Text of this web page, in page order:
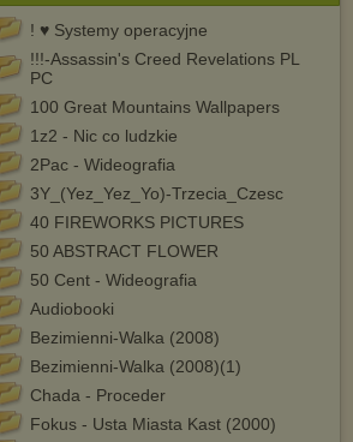
! ♥ Systemy operacyjne
!!!-Assassin's Creed Revelations PL
PC
100 Great Mountains Wallpapers
1z2 - Nic co ludzkie
2Pac - Wideografia
3Y_(Yez_Yez_Yo)-Trzecia_Czesc
40 FIREWORKS PICTURES
50 ABSTRACT FLOWER
50 Cent - Wideografia
Audiobooki
Bezimienni-Walka (2008)
Bezimienni-Walka (2008)(1)
Chada - Proceder
Fokus - Usta Miasta Kast (2000)